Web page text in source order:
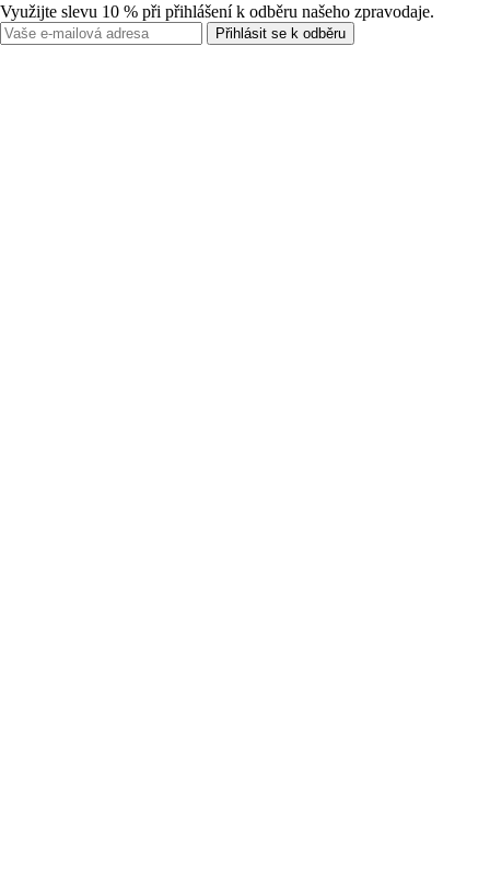
Využijte slevu 10 % při přihlášení k odběru našeho zpravodaje.
Přihlásit se k odběru